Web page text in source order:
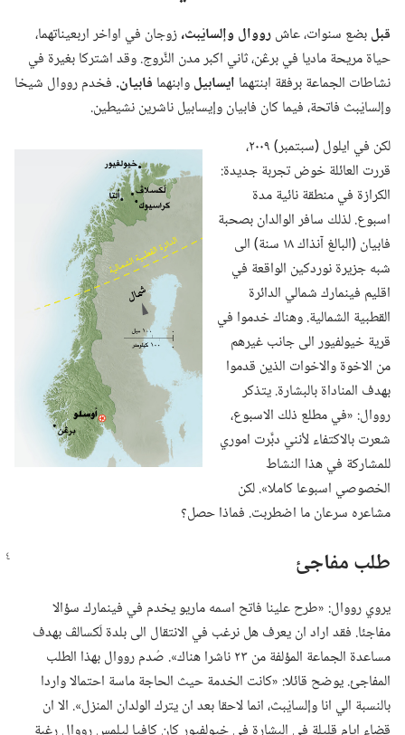
قبلبضع سنوات،‏ عاشرووال وإلسايْبث،‏زوجان في اواخر اربعيناتهما،‏
حياة مريحة ماديا في برڠن،‏ ثاني اكبر مدن النَّروج.‏ وقد اشتركا بغيرة في
نشاطات الجماعة برفقة ابنتهما ايسابيلوابنهما فابيان.‏ فخدم رووال شيخا
وإلسايْبث فاتحة،‏ فيما كان فابيان وإيسابيل ناشرين نشيطين.‏
لكن في ايلول (‏سبتمبر)‏ ٢٠٠٩،‏
قررت العائلة خوض تجربة جديدة:‏
الكرازة في منطقة نائية مدة
اسبوع.‏ لذلك سافر الوالدان بصحبة
فابيان (‏البالغ آنذاك ١٨ سنة)‏ الى
شبه جزيرة نوردكين الواقعة في
اقليم فينمارك شمالي الدائرة
القطبية الشمالية.‏ وهناك خدموا في
قرية خيولفيور الى جانب غيرهم
من الاخوة والاخوات الذين قدموا
بهدف المناداة بالبشارة.‏ يتذكر
رووال:‏ «في مطلع ذلك الاسبوع،‏
شعرت بالاكتفاء لأنني دبَّرت اموري
للمشاركة في هذا النشاط
الخصوصي اسبوعا كاملا».‏ لكن
مشاعره سرعان ما اضطربت.‏ فماذا حصل؟‏
طلب مفاجئ
يروي رووال:‏ «طرح علينا فاتح اسمه ماريو يخدم في فينمارك سؤالا
مفاجئا.‏ فقد اراد ان يعرف هل نرغب في الانتقال الى بلدة لَكسالڤ بهدف
مساعدة الجماعة المؤلفة من ٢٣ ناشرا هناك».‏ صُدم رووال بهذا الطلب
المفاجئ.‏ يوضح قائلا:‏ «كانت الخدمة حيث الحاجة ماسة احتمالا واردا
بالنسبة الي انا وإلسايْبث،‏ انما لاحقا بعد ان يترك الولدان المنزل».‏ الا ان